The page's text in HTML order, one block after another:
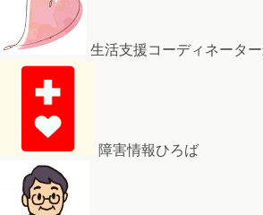
生活支援コーディネータ
障害情報ひろば